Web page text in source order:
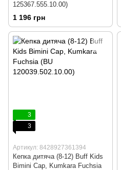
125367.555.10.00)
1 196 грн
3
3
Артикул: 8428927361394
Кепка дитяча (8-12) Buff Kids
Bimini Cap, Kumkara Fuchsia